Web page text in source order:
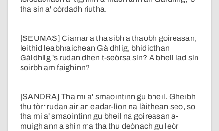
tha sin a' còrdadh riutha.
[SEUMAS] Ciamar a tha sibh a thaobh goireasan,
leithid leabhraichean Gàidhlig, bhidiothan
Gàidhlig 's rudan dhen t-seòrsa sin? A bheil iad sin
soirbh am faighinn?
[SANDRA] Tha mi a' smaointinn gu bheil. Gheibh
thu tòrr rudan air an eadar-lìon na làithean seo, so
tha mi a' smaointinn gu bheil na goireasan a-
muigh ann a shin ma tha thu deònach gu leòr